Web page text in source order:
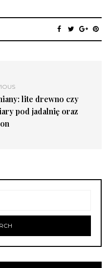
lite drewno czy
pod jadalnię oraz